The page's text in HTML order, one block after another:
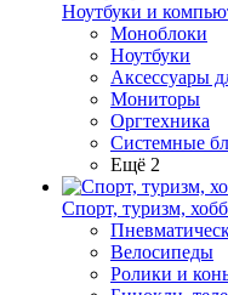
Ноутбуки и
Моноблоки
Ноутбуки
Аксессуары
Мониторы
Оргтехника
Системные
Ещё 2
Спорт, туризм,
Велосипеды
Ролики и